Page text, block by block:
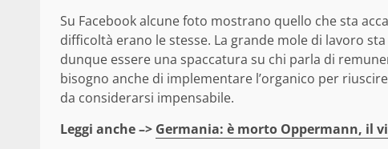
Su Facebook alcune foto mostrano quello che sta
difficoltà erano le stesse. La grande mole di lavoro
dunque essere una spaccatura su chi parla di
bisogno anche di implementare l’organico per
da considerarsi impensabile.
Leggi anche –> Germania: è morto Oppermann, il